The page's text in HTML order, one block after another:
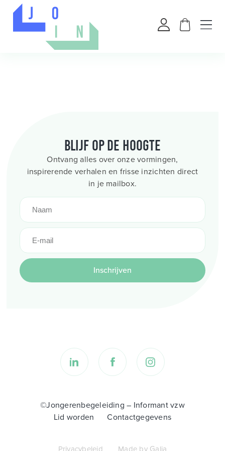
Blijf op de hoogte
Ontvang alles over onze vormingen,
inspirerende verhalen en frisse inzichten direct
in je mailbox.
Inschrijven
©Jongerenbegeleiding – Informant vzw
Lid worden
Contactgegevens